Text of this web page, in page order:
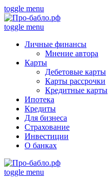
toggle menu
toggle menu
Личные финансы
Мнение автора
Карты
Дебетовые карты
Карты рассрочки
Кредитные карты
Ипотека
Кредиты
Для бизнеса
Страхование
Инвестиции
О банках
toggle menu